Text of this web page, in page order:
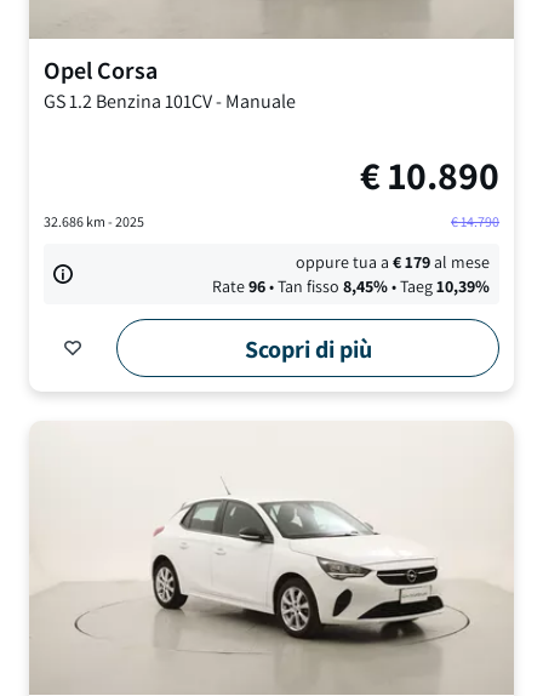
OpelCorsa
GS1.2 Benzina 101CV-Manuale
€10.890
32.686km - 2025 €14.790
oppure tua a€179al mese
Rate96• Tan fisso 8,45%• Taeg10,39%
Scopri di più